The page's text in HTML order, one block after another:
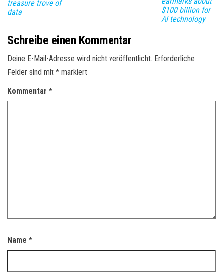
treasure trove of
data
$100 billion for
AI technology
Schreibe einen Kommentar
Deine E-Mail-Adresse wird nicht veröffentlicht. Erforderliche
Felder sind mit * markiert
Kommentar *
Name *